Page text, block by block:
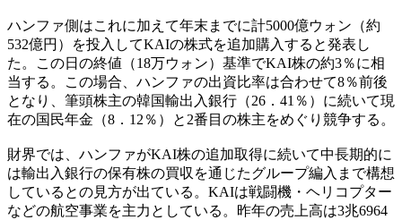
ハンファ側はこれに加えて年末までに計5000億ウォン（約
532億円）を投入してKAIの株式を追加購入すると発表し
た。この日の終値（18万ウォン）基準でKAI株の約3％に相
当する。この場合、ハンファの出資比率は合わせて8％前後
となり、筆頭株主の韓国輸出入銀行（26．41％）に続いて現
在の国民年金（8．12％）と2番目の株主をめぐり競争する。
財界では、ハンファがKAI株の追加取得に続いて中長期的に
は輸出入銀行の保有株の買収を通じたグループ編入まで構想
しているとの見方が出ている。KAIは戦闘機・ヘリコプター
などの航空事業を主力としている。昨年の売上高は3兆6964